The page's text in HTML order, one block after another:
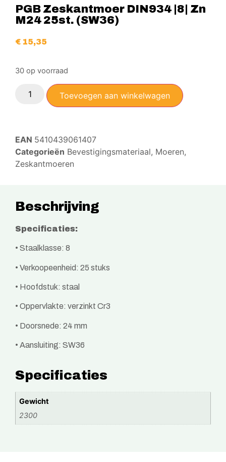
PGB Zeskantmoer DIN934 |8| Zn
M24 25st. (SW36)
€ 15,35
30 op voorraad
Toevoegen aan winkelwagen
EAN 5410439061407
Categorieën Bevestigingsmateriaal, Moeren,
Zeskantmoeren
Beschrijving
Specificaties:
• Staalklasse: 8
• Verkoopeenheid: 25 stuks
• Hoofdstuk: staal
• Oppervlakte: verzinkt Cr3
• Doorsnede: 24 mm
• Aansluiting: SW36
Specificaties
Gewicht
2300